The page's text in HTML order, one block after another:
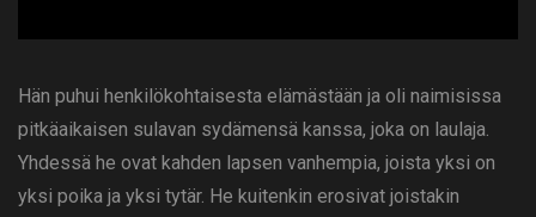
Hän puhui henkilökohtaisesta elämästään ja oli naimisissa
pitkäaikaisen sulavan sydämensä kanssa, joka on laulaja.
Yhdessä he ovat kahden lapsen vanhempia, joista yksi on
yksi poika ja yksi tytär. He kuitenkin erosivat joistakin